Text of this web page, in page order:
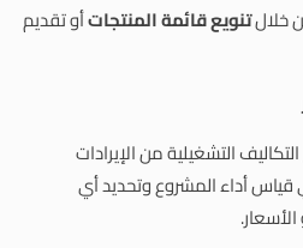
خلالتنويع قائمة المنتجاتأو تقديم
التشغيلية من الإيرادات
قياس أداء المشروع وتحديد أي